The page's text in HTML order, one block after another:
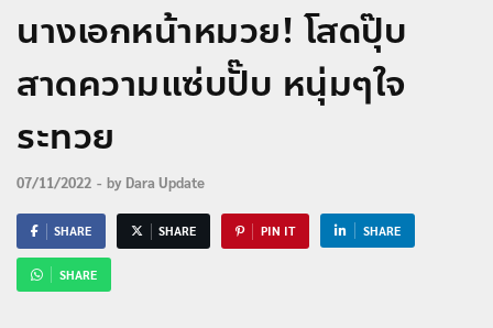
นางเอกหน้าหมวย! โสดปุ๊บ
สาดความแซ่บปั๊บ หนุ่มๆใจ
ระทวย
07/11/2022 - by Dara Update
SHARE SHARE PIN IT SHARE
SHARE